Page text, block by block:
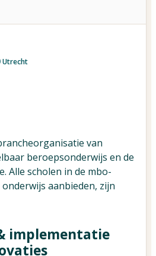
DEMPACT
Vind jouw impactpartners
Utrecht
van
beroepsonderwijs en de
Alle scholen in de mbo-
aanbieden, zijn
implementatie